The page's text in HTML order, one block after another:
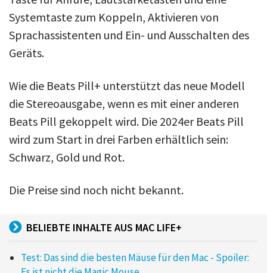
Systemtaste zum Koppeln, Aktivieren von
Sprachassistenten und Ein- und Ausschalten des
Geräts.
Wie die Beats Pill+ unterstützt das neue Modell
die Stereoausgabe, wenn es mit einer anderen
Beats Pill gekoppelt wird. Die 2024er Beats Pill
wird zum Start in drei Farben erhältlich sein:
Schwarz, Gold und Rot.
Die Preise sind noch nicht bekannt.
BELIEBTE INHALTE AUS MAC LIFE+
Test: Das sind die besten Mäuse für den Mac - Spoiler: